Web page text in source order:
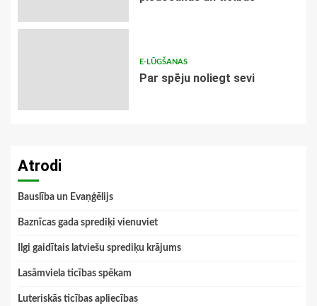
E-LŪGŠANAS
Par spēju noliegt sevi
Atrodi
Bauslība un Evaņģēlijs
Baznīcas gada sprediķi vienuviet
Ilgi gaidītais latviešu sprediķu krājums
Lasāmviela ticības spēkam
Luteriskās ticības apliecības